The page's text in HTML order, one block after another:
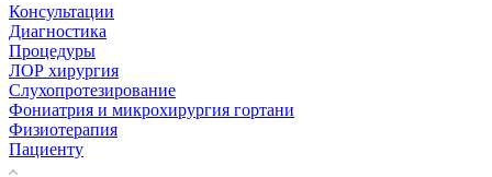
Консультации
Диагностика
Процедуры
ЛОР хирургия
Слухопротезирование
Фониатрия и микрохирургия гортани
Физиотерапия
Пациенту